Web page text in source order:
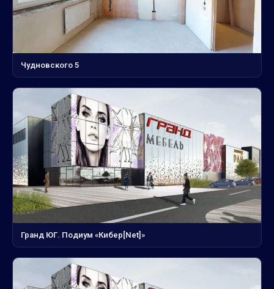
Чудновского 5
Гранд ЮГ. Подиум «Кибер[Net]»